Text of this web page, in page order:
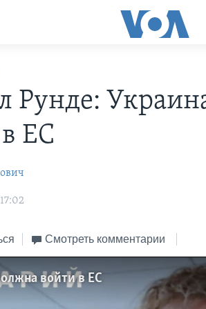
Рунде:
ЕС
Смотреть комментарии
войти в ЕС